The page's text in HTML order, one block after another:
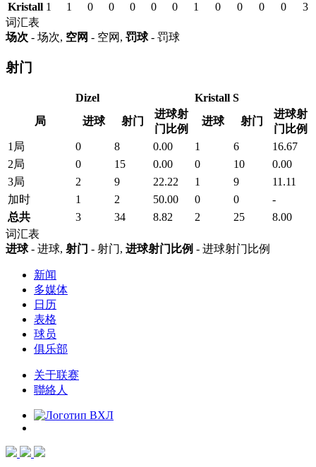
Kristall 1 1 0 0 0 0 0 1 0 0 0 0
3
词汇表
场次 - 场次, 空网 - 空网, 罚球- 罚球
射门
Dizel
Kristall S
局
进球 射门
进球射
门比例
进球 射门
进球射
门比例
1局
0 8 0.00 1 6
16.67
2局
0 15 0.00 0 10
0.00
3局
2 9 22.22 1 9
11.11
加时
1 2 50.00 0 0
-
总共
3 34 8.82 2 25
8.00
词汇表
进球- 进球, 射门 - 射门, 进球射门比例 - 进球射门比例
新闻
多媒体
日历
表格
球员
俱乐部
关于联赛
聯絡人